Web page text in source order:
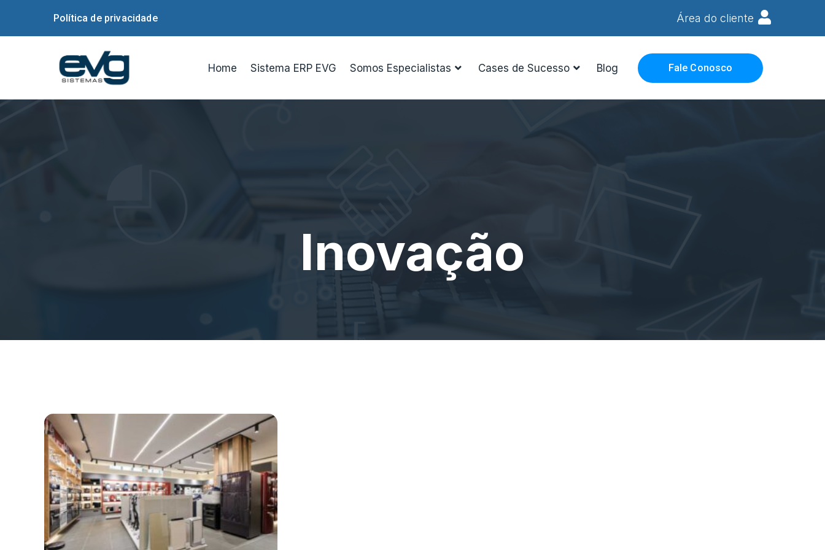
Política de privacidade Área do cliente
Home Sistema ERP EVG Somos Especialistas Cases de Sucesso Blog Fale Conosco
Inovação